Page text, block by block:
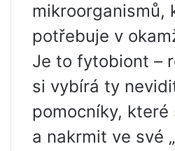
mikroorganismů,
potřebuje v
Je to fytobiont –
si vybírá ty
pomocníky,
a nakrmit ve své